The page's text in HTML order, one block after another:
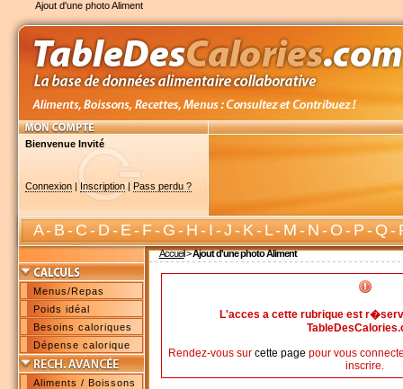
Ajout d'une photo Aliment
Bienvenue Invité
Connexion| Inscription| Pass perdu ?
A-B-C-D-E-F-G-H-I-J-K-L-M-N-O-P-Q-
Accueil>Ajout d'une photo Aliment
Menus/Repas
Poids idéal
Besoins caloriques
Dépense calorique
Aliments / Boissons
L'acces a cette rubrique est
Rendez-vous sur cette page pour vous
inscrire.